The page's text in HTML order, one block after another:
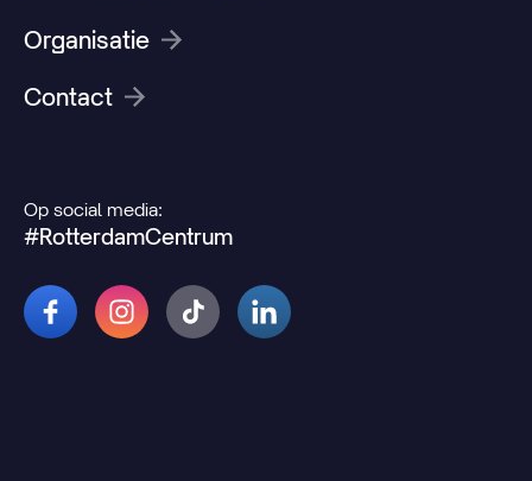
Organisatie
Contact
Op social media:
#RotterdamCentrum